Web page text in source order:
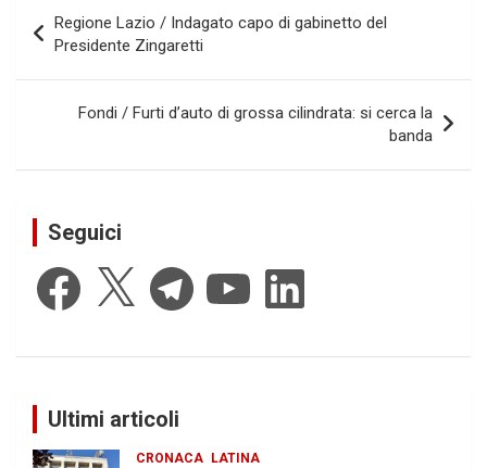
articoli
Regione Lazio / Indagato capo di gabinetto del
Presidente Zingaretti
Fondi / Furti d’auto di grossa cilindrata: si cerca la
banda
Seguici
Facebook Telegram YouTube LinkedIn
Ultimi articoli
CRONACA LATINA